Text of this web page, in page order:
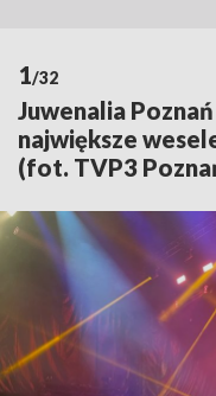
1/32
Juwenalia
największe
(fot. TVP3